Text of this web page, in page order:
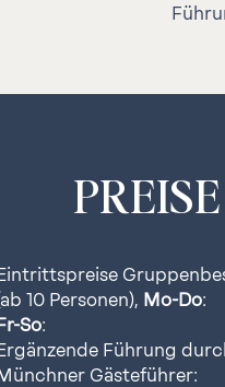
10 Personen), Mo-Do:
So:
Führung
Gästeführer: